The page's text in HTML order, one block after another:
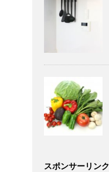
スポンサーリンク